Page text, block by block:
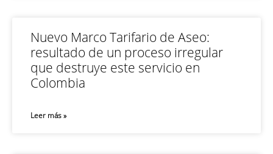
Nuevo Marco Tarifario de Aseo:
resultado de un proceso irregular
que destruye este servicio en
Colombia
Leer más »